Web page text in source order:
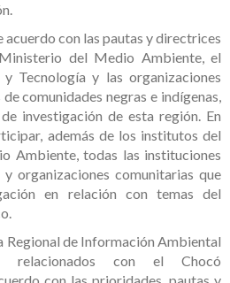
acuerdo con las pautas y directrices
del Medio Ambiente, el
Tecnología y las organizaciones
comunidades negras e indígenas,
investigación de esta región. En
además de los institutos del
Ambiente, todas las instituciones
organizaciones comunitarias que
en relación con temas del
Regional de Información Ambiental
relacionados con el Chocó